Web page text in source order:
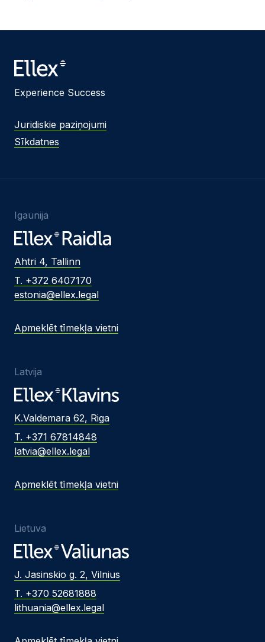
Experience Success
Juridiskie paziņojumi
Sīkdatnes
Igaunija
Ahtri 4, Tallinn
T. +372 6407170
estonia@ellex.legal
Apmeklēt tīmekļa vietni
Latvija
K.Valdemara 62, Riga
T. +371 67814848
latvia@ellex.legal
Apmeklēt tīmekļa vietni
Lietuva
J. Jasinskio g. 2, Vilnius
T. +370 52681888
lithuania@ellex.legal